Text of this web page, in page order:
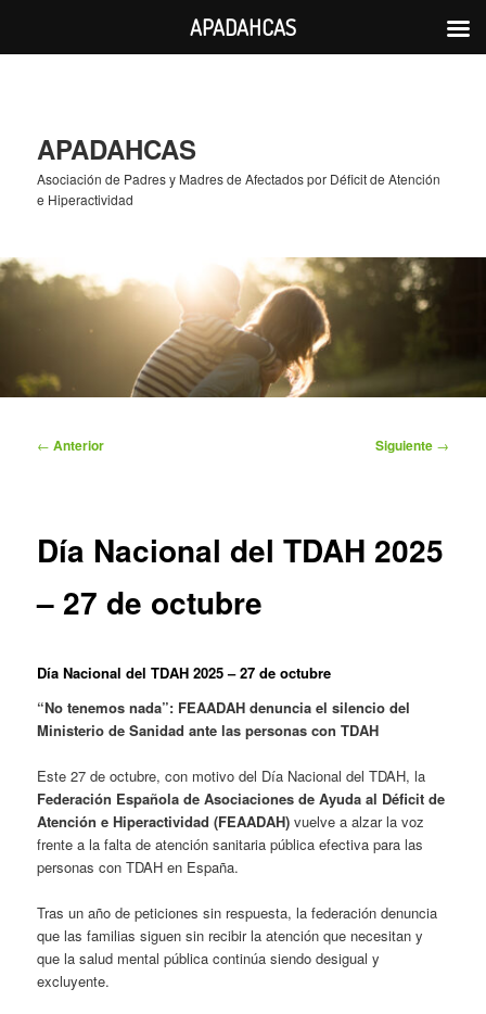
APADAHCAS
Asociación de Padres y Madres de Afectados por Déficit de Atención
e Hiperactividad
Navegación
← Anterior Siguiente →
Día Nacional del TDAH 2025
– 27 de octubre
Día Nacional del TDAH 2025 – 27 de octubre
“No tenemos nada”: FEAADAH denuncia el silencio del
Ministerio de Sanidad ante las personas con TDAH
Este 27 de octubre, con motivo del Día Nacional del TDAH, la
Federación Española de Asociaciones de Ayuda al Déficit de
Atención e Hiperactividad (FEAADAH) vuelve a alzar la voz
frente a la falta de atención sanitaria pública efectiva para las
personas con TDAH en España.
Tras un año de peticiones sin respuesta, la federación denuncia
que las familias siguen sin recibir la atención que necesitan y
que la salud mental pública continúa siendo desigual y
excluyente.
APADAHCAS